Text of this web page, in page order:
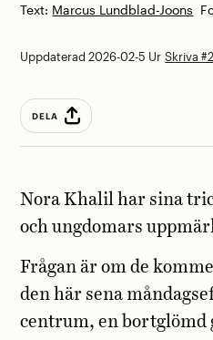
Text: Marcus Lundblad-Joons
Uppdaterad 2026-02-5 UrSkriva
DELA
Nora Khalil har sina
och ungdomars
Frågan är om de
den här sena
centrum, en bortglömd